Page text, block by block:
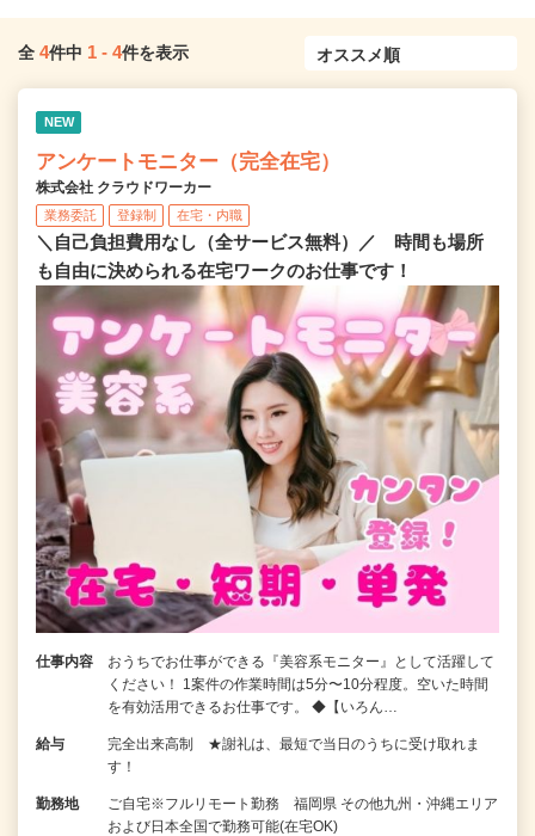
全 4件中 1 - 4件を表示
NEW
アンケートモニター（完全在宅）
株式会社 クラウドワーカー
業務委託 登録制 在宅・内職
＼自己負担費用なし（全サービス無料）／ 時間も場所
も自由に決められる在宅ワークのお仕事です！
仕事内容
おうちでお仕事ができる『美容系モニター』として活躍して
ください！ 1案件の作業時間は5分〜10分程度。空いた時間
を有効活用できるお仕事です。 ◆【いろん…
給与
完全出来高制 ★謝礼は、最短で当日のうちに受け取れま
す！
勤務地
ご自宅※フルリモート勤務 福岡県 その他九州・沖縄エリア
および日本全国で勤務可能(在宅OK)